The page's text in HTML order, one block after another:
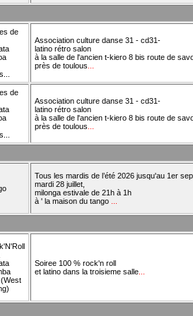
de
Association culture danse 31 - cd31-
latino rétro salon
à la salle de l'ancien t-kiero 8 bis route de
près de toulous
de
Association culture danse 31 - cd31-
latino rétro salon
à la salle de l'ancien t-kiero 8 bis route de
près de toulous
Tous les mardis de l’été 2026 jusqu'au 1er
mardi 28 juillet,
milonga estivale de 21h à 1h
à ' la maison du tango
Soiree 100 % rock'n roll
et latino dans la troisieme salle